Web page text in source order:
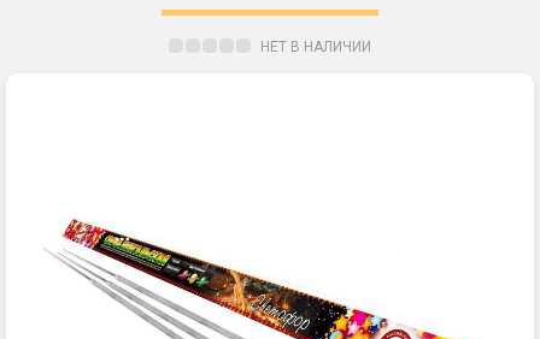
НЕТ В НАЛИЧИИ